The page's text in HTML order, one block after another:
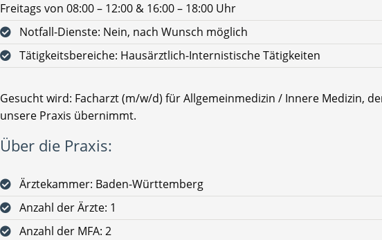
Freitags von 08:00 – 12:00 & 16:00 – 18:00 Uhr
Notfall-Dienste: Nein, nach Wunsch möglich
Tätigkeitsbereiche: Hausärztlich-Internistische Tätigkeiten
Gesucht wird: Facharzt (m/w/d) für Allgemeinmedizin / Innere Medizin,
unsere Praxis übernimmt.
Über die Praxis:
Ärztekammer: Baden-Württemberg
Anzahl der Ärzte: 1
Anzahl der MFA: 2